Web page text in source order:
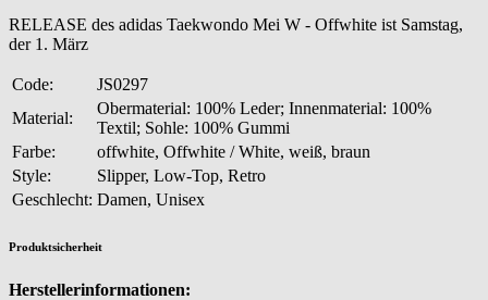
RELEASE des adidas Taekwondo Mei W - Offwhite ist Samstag,
der 1. März
Code:
JS0297
Material:
Obermaterial: 100% Leder; Innenmaterial: 100%
Textil; Sohle: 100% Gummi
Farbe:
offwhite, Offwhite / White, weiß, braun
Style:
Slipper, Low-Top, Retro
Geschlecht: Damen, Unisex
Produktsicherheit
Herstellerinformationen: